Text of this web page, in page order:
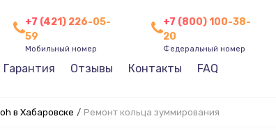
+7 (421) 226-05-
59
Мобильный номер
+7 (800) 100-38-
20
Федеральный номер
Гарантия Отзывы Контакты FAQ
в Хабаровске / Ремонт кольца зуммирования